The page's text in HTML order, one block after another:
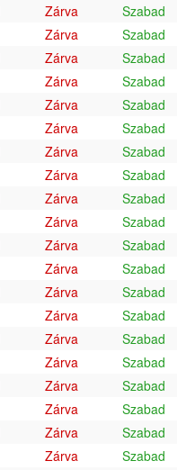
Zárva
Szabad
Zárva
Szabad
Zárva
Szabad
Zárva
Szabad
Zárva
Szabad
Zárva
Szabad
Zárva
Szabad
Zárva
Szabad
Zárva
Szabad
Zárva
Szabad
Zárva
Szabad
Zárva
Szabad
Zárva
Szabad
Zárva
Szabad
Zárva
Szabad
Zárva
Szabad
Zárva
Szabad
Zárva
Szabad
Zárva
Szabad
Zárva
Szabad